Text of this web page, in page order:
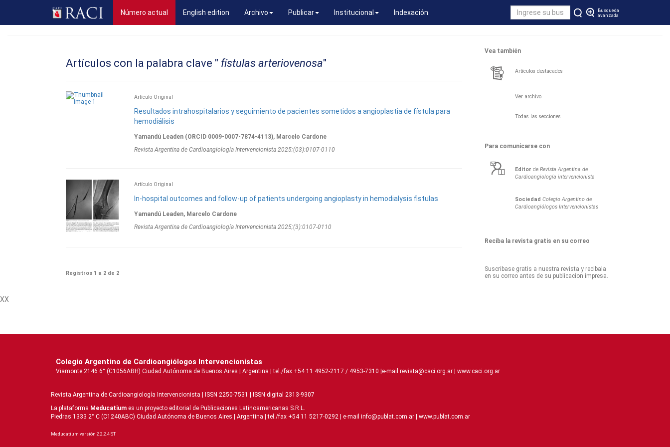
Número actual (current)English edition Archivo Publicar Institucional Indexación
Busqueda
avanzada
Artículos con la palabra clave " fístulas arteriovenosa"
Artí­culo Original
Resultados intrahospitalarios y seguimiento de pacientes sometidos a angioplastia de fístula para
hemodiálisis
Yamandú Leaden (ORCID 0009-0007-7874-4113), Marcelo Cardone
Revista Argentina de Cardioangiologí­a Intervencionista 2025;(03):0107-0110
Artí­culo Original
In-hospital outcomes and follow-up of patients undergoing angioplasty in hemodialysis fistulas
Yamandú Leaden, Marcelo Cardone
Revista Argentina de Cardioangiologí­a Intervencionista 2025;(3):0107-0110
Registros 1 a 2 de 2
Vea también
Artículos destacados
Ver archivo
Todas las secciones
Para comunicarse con
Editor de Revista Argentina de
Cardioangiología intervencionista
Sociedad Colegio Argentino de
Cardioangiólogos Intervencionistas
Reciba la revista gratis en su correo
Suscribase gratis a nuestra revista y recibala
en su correo antes de su publicacion impresa.
XX
Colegio Argentino de Cardioangiólogos Intervencionistas
Viamonte 2146 6° (C1056ABH) Ciudad Autónoma de Buenos Aires | Argentina | tel./fax +54 11 4952-2117 / 4953-7310 |e-mail revista@caci.org.ar | www.caci.org.ar
Revista Argentina de Cardioangiologí­a Intervencionista | ISSN 2250-7531 | ISSN digital 2313-9307
La plataforma Meducatium es un proyecto editorial de Publicaciones Latinoamericanas S.R.L.
Piedras 1333 2° C (C1240ABC) Ciudad Autónoma de Buenos Aires | Argentina | tel./fax +54 11 5217-0292 | e-mail info@publat.com.ar |
www.publat.com.ar
Meducatium versión 2.2.2.4 ST